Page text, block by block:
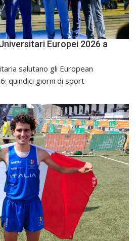
Europei 2026 a
salutano gli European
quindici giorni di sport